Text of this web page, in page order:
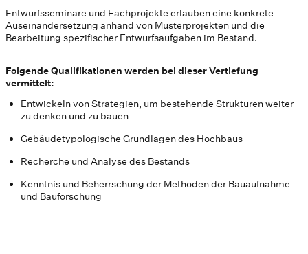
Entwurfsseminare und Fachprojekte erlauben eine konkrete
Auseinandersetzung anhand von Musterprojekten und die
Bearbeitung spezifischer Entwurfsaufgaben im Bestand.
Folgende Qualifikationen werden bei dieser Vertiefung
vermittelt:
Entwickeln von Strategien, um bestehende Strukturen weiter
zu denken und zu bauen
Gebäudetypologische Grundlagen des Hochbaus
Recherche und Analyse des Bestands
Kenntnis und Beherrschung der Methoden der Bauaufnahme
und Bauforschung